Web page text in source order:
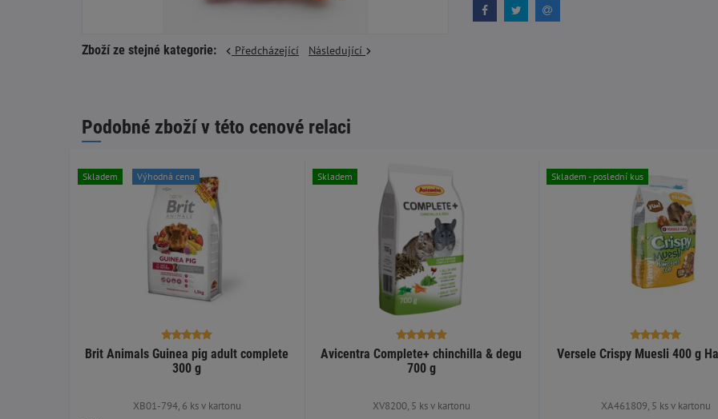
Zboží ze stejné kategorie: Předcházející Následující
Podobné zboží v této cenové relaci
Brit Animals Guinea pig adult complete
300 g
XB01-794, 6 ks v kartonu
Skladem Výhodná cena
Avicentra Complete+ chinchilla & degu
700 g
XV8200, 5 ks v kartonu
Skladem
Versele Crispy Muesli 400 g
XA461809, 5 ks v kartonu
Skladem - poslední kus